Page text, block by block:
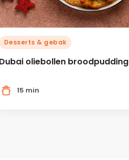
Desserts & gebak
oliebollen broodpudding
15 min